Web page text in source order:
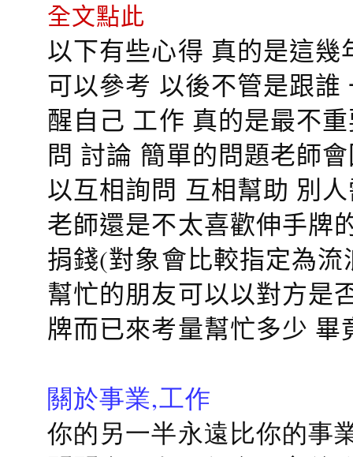
全文點此
以下有些心得 真的是這
可以參考 以後不管是跟
醒自己 工作 真的是最不
問 討論 簡單的問題老師
以互相詢問 互相幫助 別
老師還是不太喜歡伸手牌
捐錢(對象會比較指定為
幫忙的朋友可以以對方是
牌而已來考量幫忙多少
關於事業,工作
你的另一半永遠比你的事